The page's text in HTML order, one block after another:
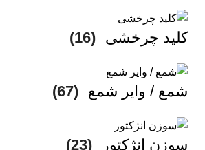
کلید چرخشی (16)
شمع / وایر شمع (67)
سوزن انژکتور (23)